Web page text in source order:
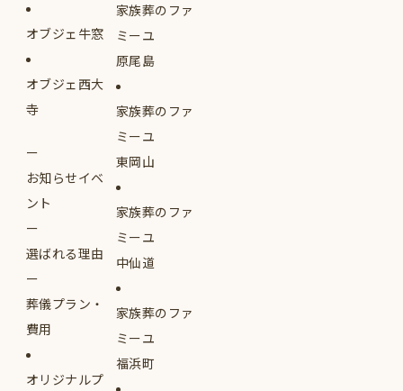
オブジェ牛窓
オブジェ西大
寺
お知らせイベ
ント
選ばれる理由
葬儀プラン・
費用
オリジナルプ
家族葬のファ
ミーユ
原尾島
家族葬のファ
ミーユ
東岡山
家族葬のファ
ミーユ
中仙道
家族葬のファ
ミーユ
福浜町